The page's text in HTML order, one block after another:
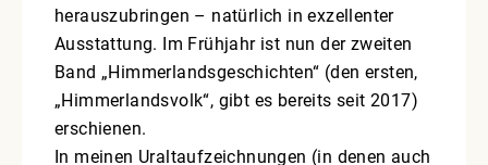
herauszubringen – natürlich in exzellenter
Ausstattung. Im Frühjahr ist nun der zweiten
Band „Himmerlandsgeschichten“ (den ersten,
„Himmerlandsvolk“, gibt es bereits seit 2017)
erschienen.
In meinen Uraltaufzeichnungen (in denen auch